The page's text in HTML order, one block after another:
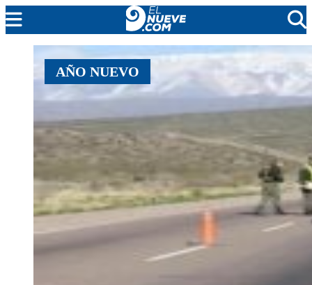
MENDOZA
CADA DÍA
ARGENTINA
NOTICIERO 9
PROTAGONISTAS
EL NUEVE STREAMS
PROGRAMACIÓN
EN VIVO
AÑO NUEVO